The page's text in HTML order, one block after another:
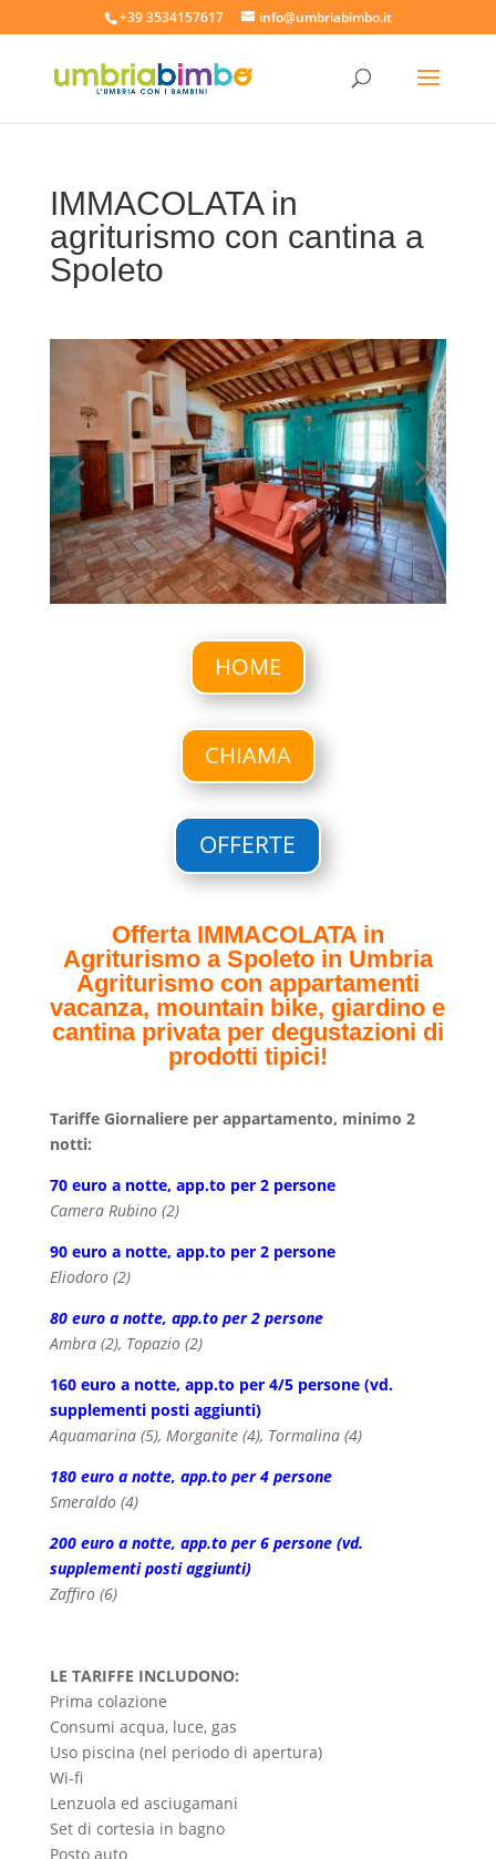
+39 3534157617 info@umbriabimbo.it
IMMACOLATA in
agriturismo con cantina a
Spoleto
HOME
CHIAMA
OFFERTE
Offerta IMMACOLATA in
Agriturismo a Spoleto in Umbria
Agriturismo con appartamenti
vacanza, mountain bike, giardino e
cantina privata per degustazioni di
prodotti tipici!
Tariffe Giornaliere per appartamento, minimo 2
notti:
70 euro a notte, app.to per 2 persone
Camera Rubino (2)
90 euro a notte, app.to per 2 persone
Eliodoro (2)
80 euro a notte, app.to per 2 persone
Ambra (2), Topazio (2)
160 euro a notte, app.to per 4/5 persone (vd.
supplementi posti aggiunti)
Aquamarina (5), Morganite (4), Tormalina (4)
180 euro a notte, app.to per 4 persone
Smeraldo (4)
200 euro a notte, app.to per 6 persone (vd.
supplementi posti aggiunti)
Zaffiro (6)
LE TARIFFE INCLUDONO:
Prima colazione
Consumi acqua, luce, gas
Uso piscina (nel periodo di apertura)
Wi-fi
Lenzuola ed asciugamani
Set di cortesia in bagno
Posto auto